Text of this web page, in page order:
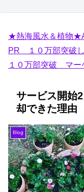
★熱海風水＆植物
PR １０万部突破
１０万部突破 マー
サービス開始
却できた理由
Blog